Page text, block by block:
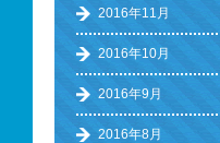
2016年11月
2016年10月
2016年9月
2016年8月